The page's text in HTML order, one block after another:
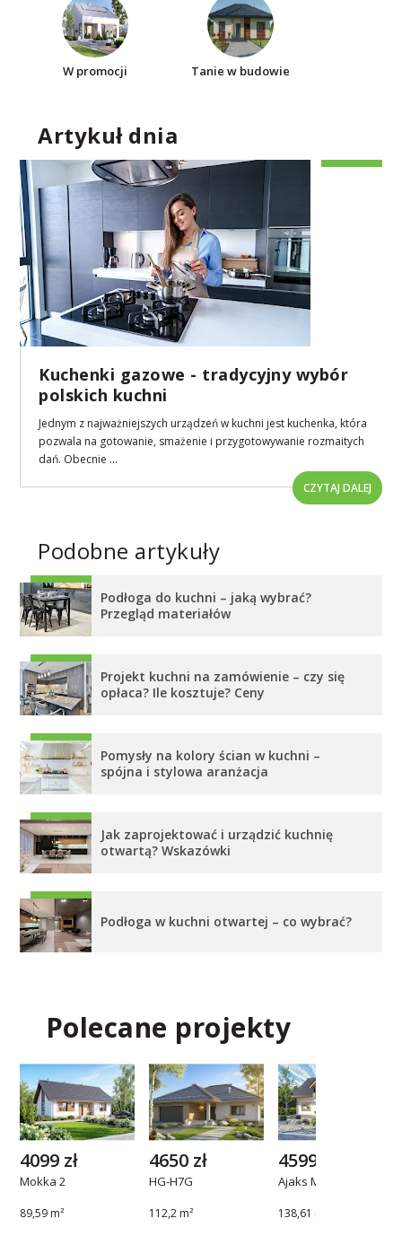
W promocji Tanie w budowie
Artykuł dnia
Kuchenki gazowe - tradycyjny wybór
polskich kuchni
Jednym z najważniejszych urządzeń w kuchni jest kuchenka, która
pozwala na gotowanie, smażenie i przygotowywanie rozmaitych
dań. Obecnie ...
CZYTAJ DALEJ
Podobne artykuły
Podłoga do kuchni – jaką wybrać?
Przegląd materiałów
Projekt kuchni na zamówienie – czy się
opłaca? Ile kosztuje? Ceny
Pomysły na kolory ścian w kuchni –
spójna i stylowa aranżacja
Jak zaprojektować i urządzić kuchnię
otwartą? Wskazówki
Podłoga w kuchni otwartej – co wybrać?
Polecane projekty
Mokka 2
89,59 m²
4099 zł
HG-H7G
112,2 m²
4650 zł
Ajaks Max
138,61 m²
4599 zł